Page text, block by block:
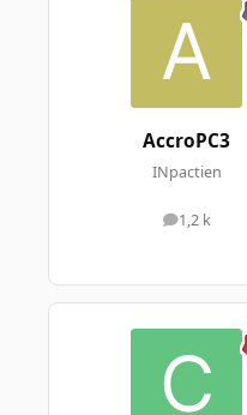
AccroPC3
INpactien
1,2 k
messages